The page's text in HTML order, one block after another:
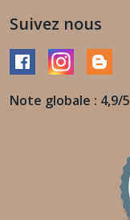
Suivez nous
Note globale : 4,9/5